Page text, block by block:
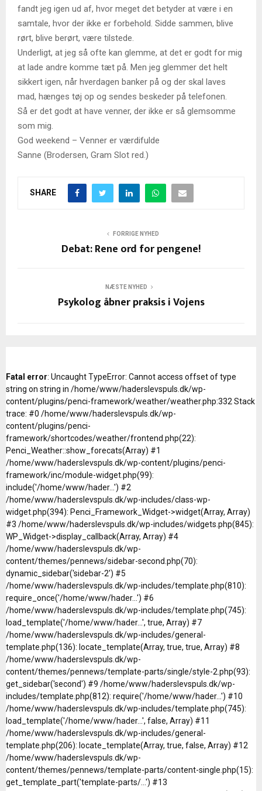
fandt jeg igen ud af, hvor meget det betyder at være i en
samtale, hvor der ikke er forbehold. Sidde sammen, blive
rørt, blive berørt, være tilstede.
Underligt, at jeg så ofte kan glemme, at det er godt for mig
at lade andre komme tæt på. Men jeg glemmer det helt
sikkert igen, når hverdagen banker på og der skal laves
mad, hænges tøj op og sendes beskeder på telefonen.
Så er det godt at have venner, der ikke er så glemsomme
som mig.
God weekend – Venner er værdifulde
Sanne (Brodersen, Gram Slot red.)
SHARE
FORRIGE NYHED
Debat: Rene ord for pengene!
NÆSTE NYHED
Psykolog åbner praksis i Vojens
Fatal error: Uncaught TypeError: Cannot access offset of type
string on string in /home/www/haderslevspuls.dk/wp-
content/plugins/penci-framework/weather/weather.php:332 Stack
trace: #0 /home/www/haderslevspuls.dk/wp-
content/plugins/penci-
framework/shortcodes/weather/frontend.php(22):
Penci_Weather::show_forecats(Array) #1
/home/www/haderslevspuls.dk/wp-content/plugins/penci-
framework/inc/module-widget.php(99):
include('/home/www/hader...') #2
/home/www/haderslevspuls.dk/wp-includes/class-wp-
widget.php(394): Penci_Framework_Widget->widget(Array, Array)
#3 /home/www/haderslevspuls.dk/wp-includes/widgets.php(845):
WP_Widget->display_callback(Array, Array) #4
/home/www/haderslevspuls.dk/wp-
content/themes/pennews/sidebar-second.php(70):
dynamic_sidebar('sidebar-2') #5
/home/www/haderslevspuls.dk/wp-includes/template.php(810):
require_once('/home/www/hader...') #6
/home/www/haderslevspuls.dk/wp-includes/template.php(745):
load_template('/home/www/hader...', true, Array) #7
/home/www/haderslevspuls.dk/wp-includes/general-
template.php(136): locate_template(Array, true, true, Array) #8
/home/www/haderslevspuls.dk/wp-
content/themes/pennews/template-parts/single/style-2.php(93):
get_sidebar('second') #9 /home/www/haderslevspuls.dk/wp-
includes/template.php(812): require('/home/www/hader...') #10
/home/www/haderslevspuls.dk/wp-includes/template.php(745):
load_template('/home/www/hader...', false, Array) #11
/home/www/haderslevspuls.dk/wp-includes/general-
template.php(206): locate_template(Array, true, false, Array) #12
/home/www/haderslevspuls.dk/wp-
content/themes/pennews/template-parts/content-single.php(15):
get_template_part('template-parts/...') #13